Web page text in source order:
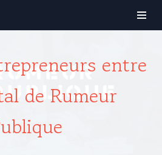
entre
de Rumeur